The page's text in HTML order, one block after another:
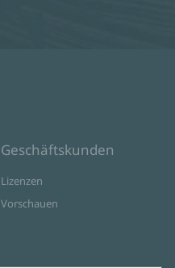
Geschäftskunden
Lizenzen
Vorschauen